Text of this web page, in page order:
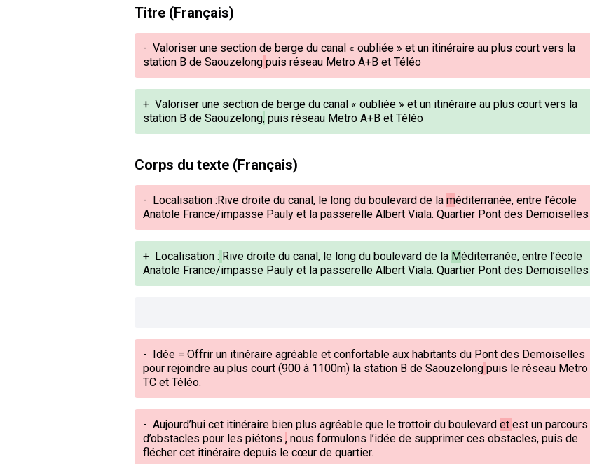
Titre (Français)
- Valoriser une section de berge du canal « oubliée » et un itinéraire au plus court vers la
station B de Saouzelong puis réseau Metro A+B et Téléo
+ Valoriser une section de berge du canal « oubliée » et un itinéraire au plus court vers la
station B de Saouzelong, puis réseau Metro A+B et Téléo
Corps du texte (Français)
- Localisation :Rive droite du canal, le long du boulevard de la méditerranée, entre l’école
Anatole France/impasse Pauly et la passerelle Albert Viala. Quartier Pont des Demoiselles
+ Localisation : Rive droite du canal, le long du boulevard de la Méditerranée, entre l’école
Anatole France/impasse Pauly et la passerelle Albert Viala. Quartier Pont des Demoiselles
- Idée = Offrir un itinéraire agréable et confortable aux habitants du Pont des Demoiselles
pour rejoindre au plus court (900 à 1100m) la station B de Saouzelong puis le réseau Metro
TC et Téléo.
- Aujourd’hui cet itinéraire bien plus agréable que le trottoir du boulevard et est un parcours
d’obstacles pour les piétons , nous formulons l’idée de supprimer ces obstacles, puis de
flécher cet itinéraire depuis le cœur de quartier.